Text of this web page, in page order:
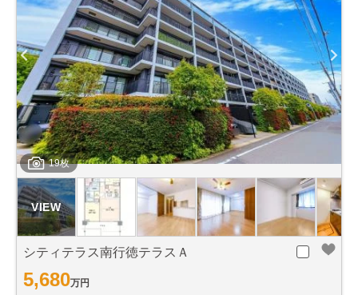
19枚
シティテラス南行徳テラスＡ
5,680万円